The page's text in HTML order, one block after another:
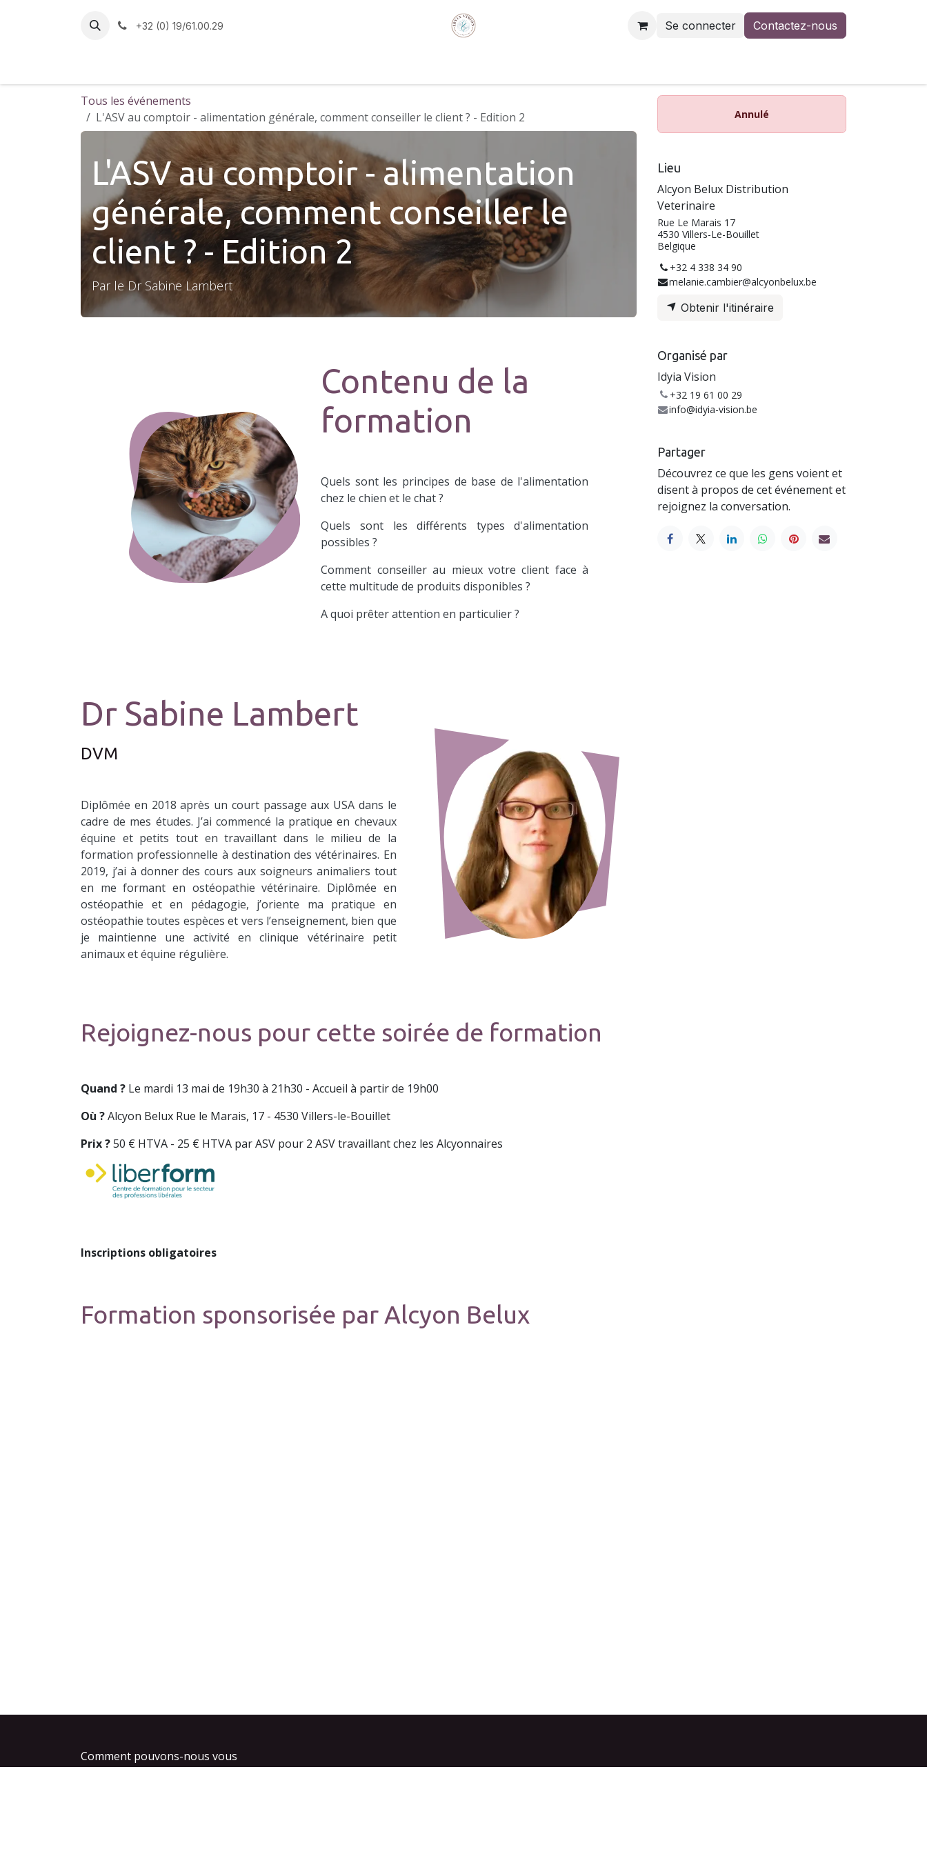
+32 (0) 19/61.00.29 Se connecter Contactez-nous
Tous les événements
L'ASV au comptoir - alimentation générale, comment conseiller le client ? - Edition 2
L'ASV au comptoir - alimentation
générale, comment conseiller le
client ? - Edition 2
Par le Dr Sabine Lambert
Contenu de la
formation
Quels sont les principes de base de l'alimentation
chez le chien et le chat ?
Quels sont les différents types d'alimentation
possibles ?
Comment conseiller au mieux votre client face à
cette multitude de produits disponibles ?
A quoi prêter attention en particulier ?
Dr Sabine Lambert
DVM
Diplômée en 2018 après un court passage aux USA dans le
cadre de mes études. J’ai commencé la pratique en chevaux
équine et petits tout en travaillant dans le milieu de la
formation professionnelle à destination des vétérinaires. En
2019, j’ai à donner des cours aux soigneurs animaliers tout
en me formant en ostéopathie vétérinaire. Diplômée en
ostéopathie et en pédagogie, j’oriente ma pratique en
ostéopathie toutes espèces et vers l’enseignement, bien que
je maintienne une activité en clinique vétérinaire petit
animaux et équine régulière.
Rejoignez-nous pour cette soirée de formation
Quand ? Le mardi 13 mai de 19h30 à 21h30 - Accueil à partir de 19h00
Où ?Alcyon Belux Rue le Marais, 17 - 4530 Villers-le-Bouillet
Prix ?50 € HTVA - 25 € HTVA par ASV pour 2 ASV travaillant chez les Alcyonnaires
Inscriptions obligatoires
Formation sponsorisée par Alcyon Belux
Annulé
Lieu
Alcyon Belux Distribution
Veterinaire
Rue Le Marais 17
4530 Villers-Le-Bouillet
Belgique
+32 4 338 34 90
melanie.cambier@alcyonbelux.be
Obtenir l'itinéraire
Organisé par
Idyia Vision
+32 19 61 00 29
info@idyia-vision.be
Partager
Découvrez ce que les gens voient et
disent à propos de cet événement et
rejoignez la conversation.
Comment pouvons-nous vous